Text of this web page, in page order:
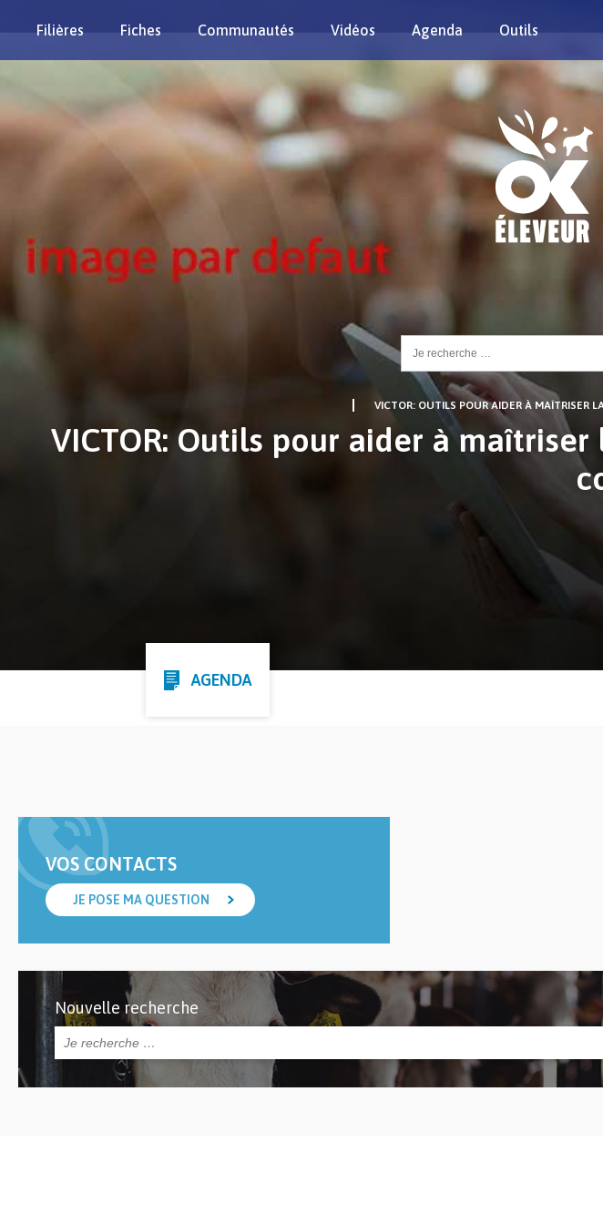
Filières Fiches Communautés Vidéos Agenda Outils
Rechercher :
VICTOR: OUTILS POUR AIDER À MAÎTRISER
VICTOR: Outils pour aider à
AGENDA
VOS CONTACTS
JE POSE MA QUESTION
Nouvelle recherche